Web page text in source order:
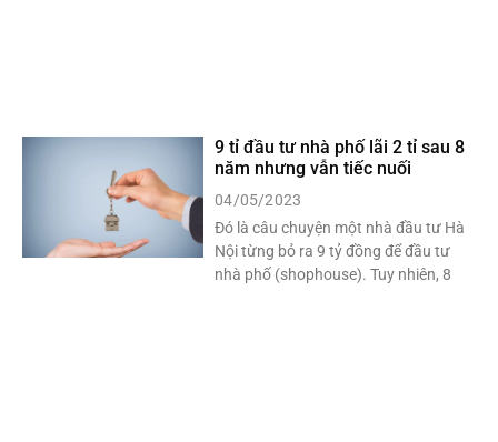
9 tỉ đầu tư nhà phố lãi 2 tỉ sau 8
năm nhưng vẫn tiếc nuối
04/05/2023
Đó là câu chuyện một nhà đầu tư Hà
Nội từng bỏ ra 9 tỷ đồng để đầu tư
nhà phố (shophouse). Tuy nhiên, 8